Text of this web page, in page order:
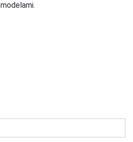
modelami.